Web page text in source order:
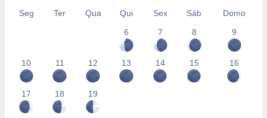
Seg Ter Qua Qui Sex Sáb
Domo
6
7 8 9
10 11 12 13 14 15 16
17 18 19